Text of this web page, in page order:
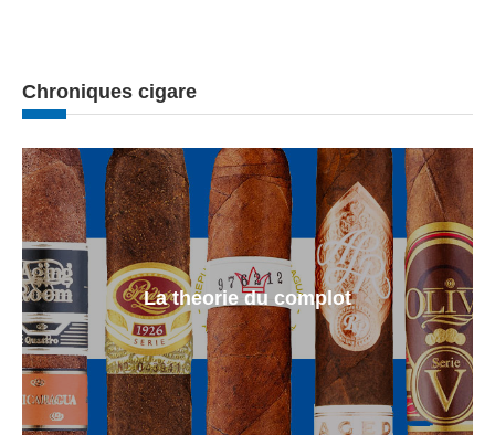
Chroniques cigare
La theorie du complot